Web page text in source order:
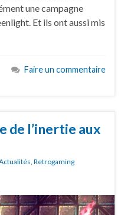
une campagne
Et ils ont aussi mis
Faire un commentaire
de l’inertie aux
, Retrogaming